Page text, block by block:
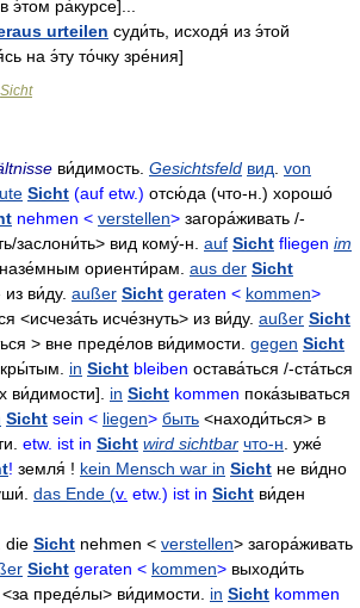
э́том ра́курсе]...
urteilen суди́ть, исходя́ из э́той
на э́ту то́чку зре́ния]
Sicht
ви́димость Gesichtsfeld вид von
Sicht (auf etw.) отсю́да (что-н.) хорошо́
nehmen < verstellen> загора́живать /-
заслони́ть> вид кому́-н auf Sicht fliegen im
ориенти́рам aus der Sicht
из ви́ду. außer Sicht geraten < kommen>
<исчеза́ть исче́знуть> из ви́ду. außer Sicht
> вне преде́лов ви́димости gegen Sicht
in Sicht bleiben остава́ться /-ста́ться
ви́димости]. in Sicht kommen пока́зываться
Sicht sein < liegen> быть <находи́ться> в
etw. ist in Sicht wird sichtbar что-н уже́
! земля́ ! kein Mensch war in Sicht не ви́дно
das Ende (v. etw.) ist in Sicht ви́ден
die Sicht nehmen < verstellen> загора́живать
Sicht geraten < kommen> выходи́ть
преде́лы> ви́димости in Sicht kommen